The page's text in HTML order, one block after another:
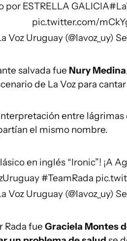
por ESTRELLA GALICIA
pic.twitter.com/
Voz Uruguay (@lavoz_uy)
salvada fue Nury Medina
de La Voz para cantar
entre lágrimas
el mismo nombre.
en inglés “Ironic”! ¡A
#TeamRada
Voz Uruguay (@lavoz_uy)
Rada fue Graciela Montes